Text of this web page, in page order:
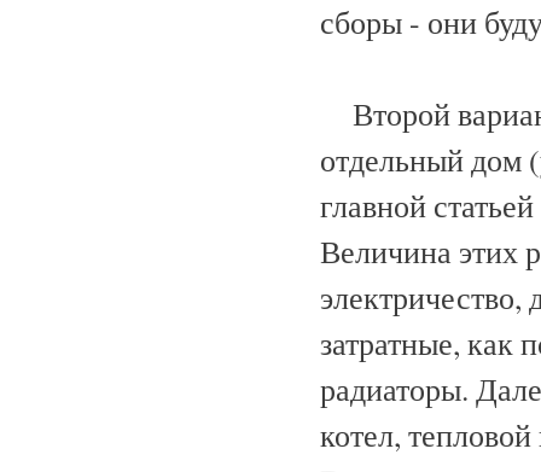
сборы - они
Второй
отдельный дом
главной
Величина этих
затратные, как
радиаторы.
котел,